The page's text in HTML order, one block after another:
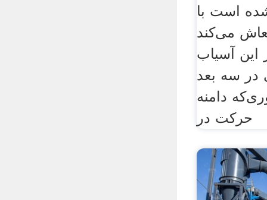
است با
می‌کند
در این آسیاب
در سه بعد
دامنه
حرکت در